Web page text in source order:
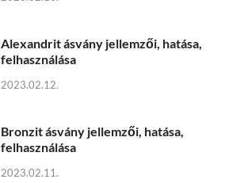
Alexandrit ásvány jellemzői, hatása,
felhasználása
2023.02.12.
Bronzit ásvány jellemzői, hatása,
felhasználása
2023.02.11.